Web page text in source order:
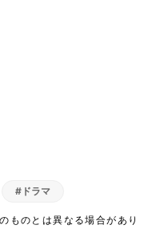
#ドラマ
ものとは異なる場合があり